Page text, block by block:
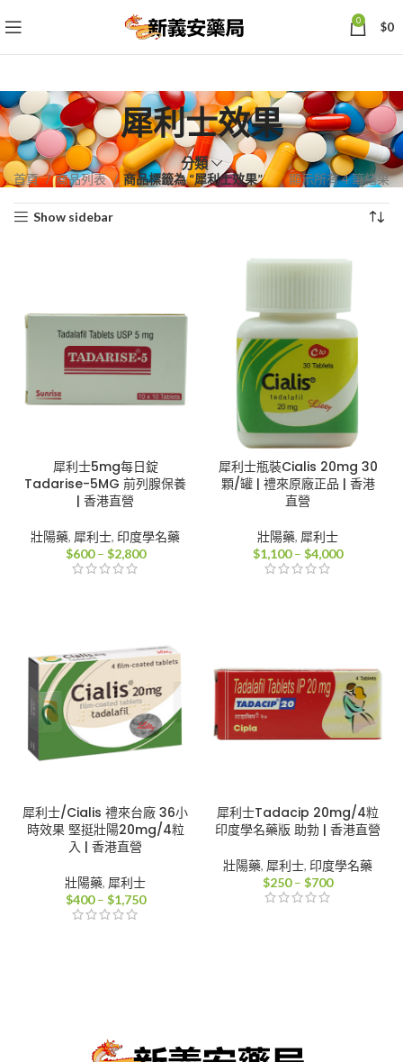
0 $0
犀利士效果
分類
首頁 商品列表 商品標籤為 “犀利士效果” 顯示所有 4 筆結果依
Show sidebar
犀利士5mg每日錠
Tadarise-5MG 前列腺保養
| 香港直營
壯陽藥, 犀利士, 印度學名藥
$600 – $2,800價
$2,800
犀利士瓶裝Cialis 20mg 30
顆/罐 | 禮來原廠正品 | 香港
直營
壯陽藥, 犀利士
$1,100 – $4,000價
犀利士/Cialis 禮來台廠 36小
時效果 堅挺壯陽20mg/4粒
入 | 香港直營
壯陽藥, 犀利士
$400 – $1,750價
犀利士Tadacip 20mg/4粒
印度學名藥版 助勃 | 香港直營
壯陽藥, 犀利士, 印度學名藥
$250 – $700價